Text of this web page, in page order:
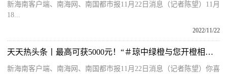
新海南客户端、南海网、南国都市报11月22日消息（记者陈望）11月
18...
2022/11/22
天天热头条丨最高可获5000元！“＃琼中绿橙与您开橙相见”小红书话题挑战赛邀您参与
新海南客户端、南海网、南国都市报11月22日消息（记者陈望）你喜